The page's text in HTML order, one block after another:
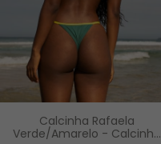
Calcinha Rafaela
Verde/Amarelo - Calcinha